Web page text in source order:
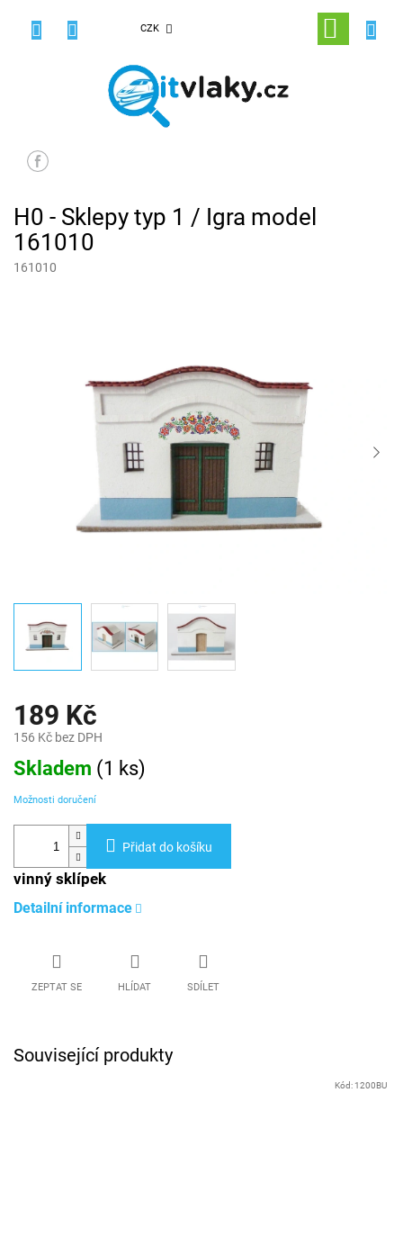
CZK
NÁKUPNÍ
KOŠÍK
H0 - Sklepy typ 1 / Igra model
161010
161010
189 Kč
156 Kč bez DPH
Měrná
cena:
Skladem (1 ks)
Možnosti doručení
Přidat do košíku
vinný sklípek
Detailní informace
ZEPTAT SE HLÍDAT SDÍLET
Související produkty
Kód: 1200BU